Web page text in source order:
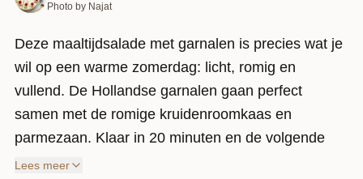
Photo by Najat
Deze maaltijdsalade met garnalen is precies wat je
wil op een warme zomerdag: licht, romig en
vullend. De Hollandse garnalen gaan perfect
samen met de romige kruidenroomkaas en
parmezaan. Klaar in 20 minuten en de volgende
dag nog lekkerder.
Lees meer